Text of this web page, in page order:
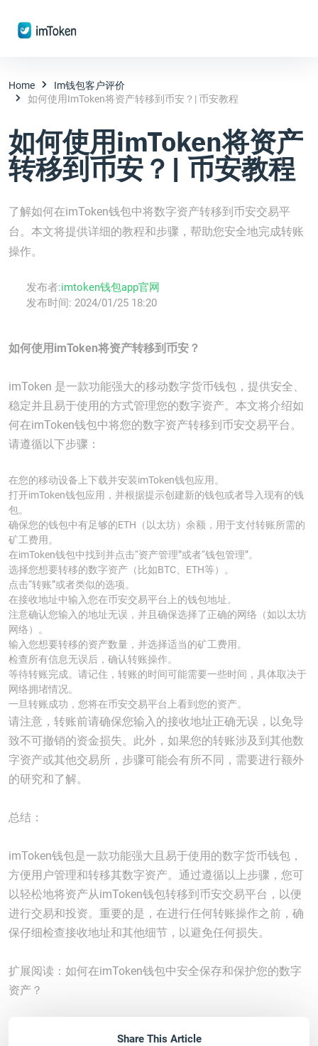
Home
Im钱包客户评价
如何使用imToken将资产转移到币安？| 币安教程
如何使用imToken将资产
转移到币安？| 币安教程
了解如何在imToken钱包中将数字资产转移到币安交易平
台。本文将提供详细的教程和步骤，帮助您安全地完成转账
操作。
发布者:imtoken钱包app官网
发布时间: 2024/01/25 18:20
如何使用imToken将资产转移到币安？
imToken 是一款功能强大的移动数字货币钱包，提供安全、
稳定并且易于使用的方式管理您的数字资产。本文将介绍如
何在imToken钱包中将您的数字资产转移到币安交易平台。
请遵循以下步骤：
在您的移动设备上下载并安装imToken钱包应用。
打开imToken钱包应用，并根据提示创建新的钱包或者导入现有的钱
包。
确保您的钱包中有足够的ETH（以太坊）余额，用于支付转账所需的
矿工费用。
在imToken钱包中找到并点击“资产管理”或者“钱包管理”。
选择您想要转移的数字资产（比如BTC、ETH等）。
点击“转账”或者类似的选项。
在接收地址中输入您在币安交易平台上的钱包地址。
注意确认您输入的地址无误，并且确保选择了正确的网络（如以太坊
网络）。
输入您想要转移的资产数量，并选择适当的矿工费用。
检查所有信息无误后，确认转账操作。
等待转账完成。请记住，转账的时间可能需要一些时间，具体取决于
网络拥堵情况。
一旦转账成功，您将在币安交易平台上看到您的资产。
请注意，转账前请确保您输入的接收地址正确无误，以免导
致不可撤销的资金损失。此外，如果您的转账涉及到其他数
字资产或其他交易所，步骤可能会有所不同，需要进行额外
的研究和了解。
总结：
imToken钱包是一款功能强大且易于使用的数字货币钱包，
方便用户管理和转移其数字资产。通过遵循以上步骤，您可
以轻松地将资产从imToken钱包转移到币安交易平台，以便
进行交易和投资。重要的是，在进行任何转账操作之前，确
保仔细检查接收地址和其他细节，以避免任何损失。
扩展阅读：如何在imToken钱包中安全保存和保护您的数字
资产？
Share This Article